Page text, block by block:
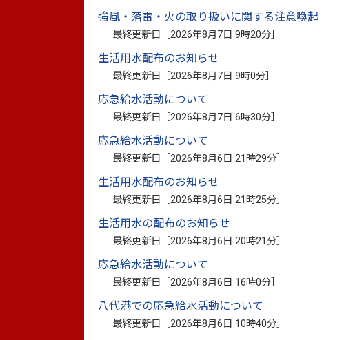
強風・落雷・火の取り扱いに関する注意喚起
最終更新日［2026年8月7日 9時20分
生活用水配布のお知らせ
最終更新日［2026年8月7日 9時0分
応急給水活動について
最終更新日［2026年8月7日 6時30分
応急給水活動について
最終更新日［2026年8月6日 21時29分
生活用水配布のお知らせ
最終更新日［2026年8月6日 21時25分
生活用水の配布のお知らせ
最終更新日［2026年8月6日 20時21分
応急給水活動について
最終更新日［2026年8月6日 16時0分
八代港での応急給水活動について
最終更新日［2026年8月6日 10時40分
スポーツが「まち」の力になる！
◆入会資格
クラブの趣旨に賛同をいただければ、八代市内・
◆入会金
い。